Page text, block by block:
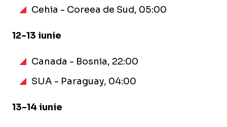
Cehia - Coreea de Sud, 05:00
12-13 iunie
Canada - Bosnia, 22:00
SUA - Paraguay, 04:00
13-14 iunie